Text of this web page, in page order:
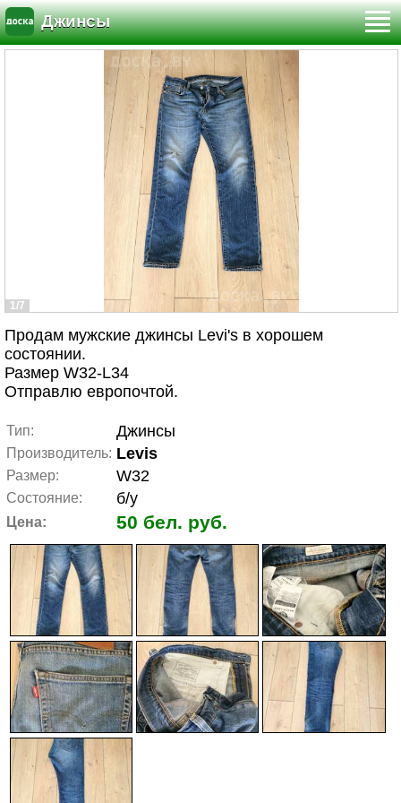
Джинсы
1/7
Продам мужские джинсы Levi's в хорошем
состоянии.
Размер W32-L34
Отправлю европочтой.
Тип: Джинсы
Производитель: Levis
Размер: W32
Состояние: б/у
Цена: 50 бел. руб.